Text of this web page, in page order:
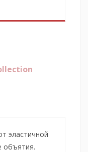
эластичной
объятия.